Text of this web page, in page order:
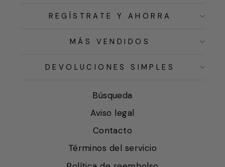
REGÍSTRATE Y AHORRA
MÁS VENDIDOS
DEVOLUCIONES SIMPLES
Búsqueda
Aviso legal
Contacto
Términos del servicio